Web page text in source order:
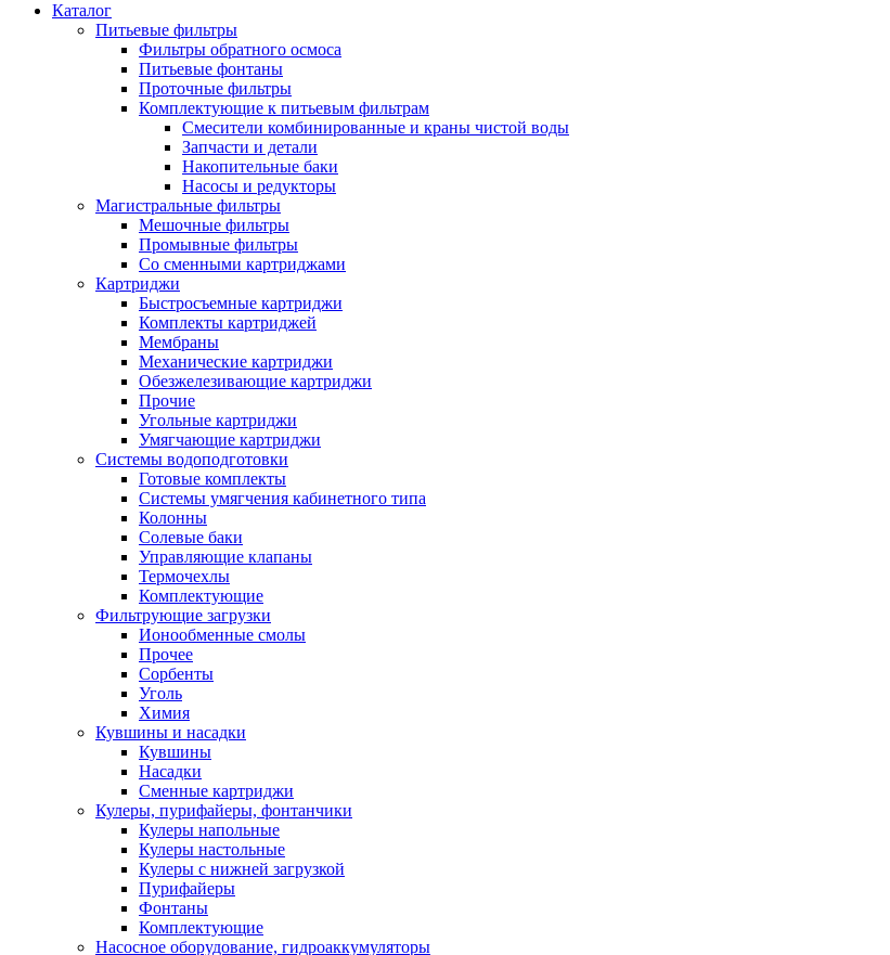
Каталог
Питьевые фильтры
Фильтры обратного осмоса
Питьевые фонтаны
Проточные фильтры
Комплектующие к питьевым фильтрам
Смесители комбинированные и краны чистой воды
Запчасти и детали
Накопительные баки
Насосы и редукторы
Магистральные фильтры
Мешочные фильтры
Промывные фильтры
Со сменными картриджами
Картриджи
Быстросъемные картриджи
Комплекты картриджей
Мембраны
Механические картриджи
Обезжелезивающие картриджи
Прочие
Угольные картриджи
Умягчающие картриджи
Системы водоподготовки
Готовые комплекты
Системы умягчения кабинетного типа
Колонны
Солевые баки
Управляющие клапаны
Термочехлы
Комплектующие
Фильтрующие загрузки
Ионообменные смолы
Прочее
Сорбенты
Уголь
Химия
Кувшины и насадки
Кувшины
Насадки
Сменные картриджи
Кулеры, пурифайеры, фонтанчики
Кулеры напольные
Кулеры настольные
Кулеры с нижней загрузкой
Пурифайеры
Фонтаны
Комплектующие
Насосное оборудование, гидроаккумуляторы